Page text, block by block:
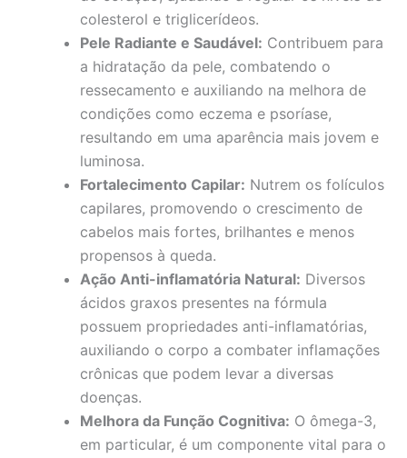
colesterol e triglicerídeos.
Pele Radiante e Saudável: Contribuem para
a hidratação da pele, combatendo o
ressecamento e auxiliando na melhora de
condições como eczema e psoríase,
resultando em uma aparência mais jovem e
luminosa.
Fortalecimento Capilar: Nutrem os folículos
capilares, promovendo o crescimento de
cabelos mais fortes, brilhantes e menos
propensos à queda.
Ação Anti-inflamatória Natural: Diversos
ácidos graxos presentes na fórmula
possuem propriedades anti-inflamatórias,
auxiliando o corpo a combater inflamações
crônicas que podem levar a diversas
doenças.
Melhora da Função Cognitiva: O ômega-3,
em particular, é um componente vital para o